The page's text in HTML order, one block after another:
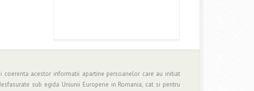
acestor informatii apartine persoanelor care au initiat
sub egida Uniunii Europene in Romania, cat si pentru